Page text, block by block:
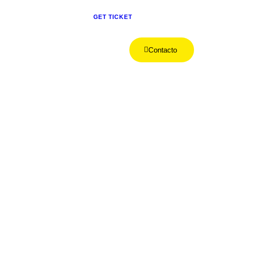
GET TICKET
Contacto